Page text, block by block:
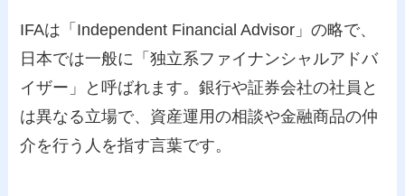
IFAは「Independent Financial Advisor」の略で、
日本では一般に「独立系ファイナンシャルアドバ
イザー」と呼ばれます。銀行や証券会社の社員と
は異なる立場で、資産運用の相談や金融商品の仲
介を行う人を指す言葉です。